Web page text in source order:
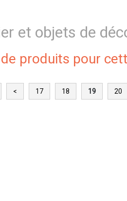
et objets de
produits pour
< 17 18 19 20